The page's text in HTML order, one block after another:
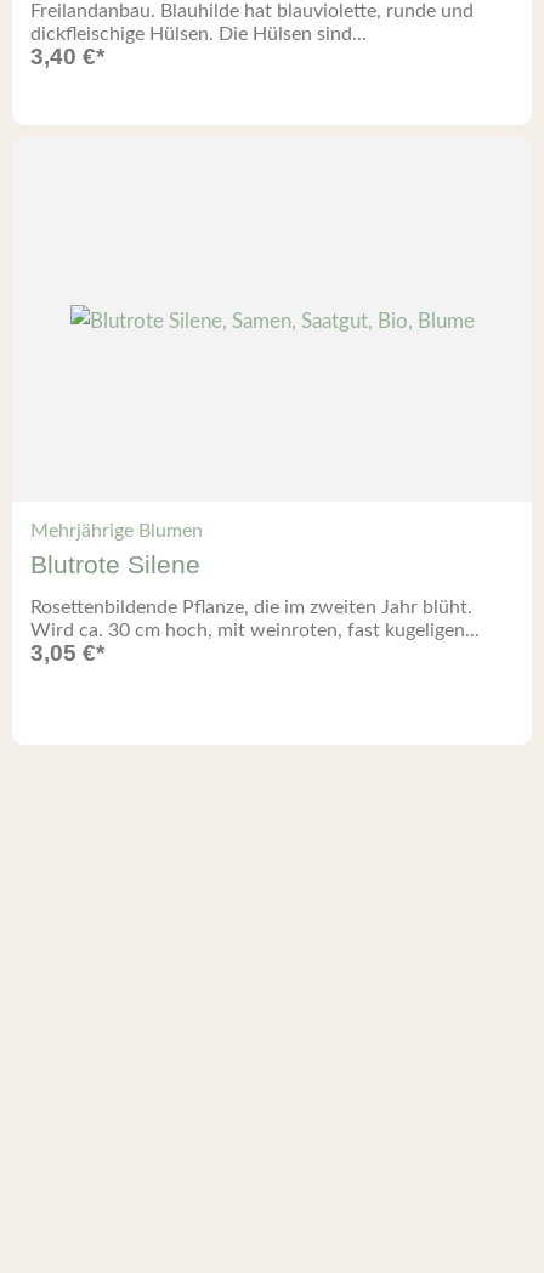
Freilandanbau. Blauhilde hat blauviolette, runde und
dickfleischige Hülsen. Die Hülsen sind...
3,40 €*
Mehrjährige Blumen
Blutrote Silene
Rosettenbildende Pflanze, die im zweiten Jahr blüht.
Wird ca. 30 cm hoch, mit weinroten, fast kugeligen...
3,05 €*